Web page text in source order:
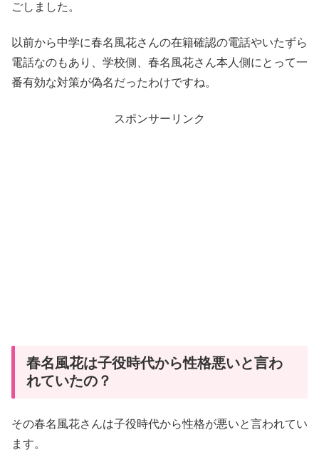
ごしました。
以前から中学に春名風花さんの在籍確認の電話やいたずら
電話なのもあり、学校側、春名風花さん本人側にとって一
番有効な対策が偽名だったわけですね。
スポンサーリンク
春名風花は子役時代から性格悪いと言わ
れていたの？
その春名風花さんは子役時代から性格が悪いと言われてい
ます。